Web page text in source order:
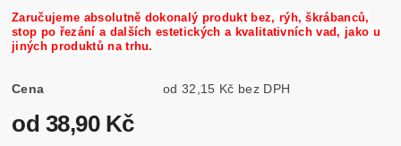
Zaručujeme absolutně dokonalý produkt bez, rýh, škrábanců,
stop po řezání a dalších estetických a kvalitativních vad, jako u
jiných produktů na trhu.
Cena od 32,15 Kč bez DPH
od 38,90 Kč